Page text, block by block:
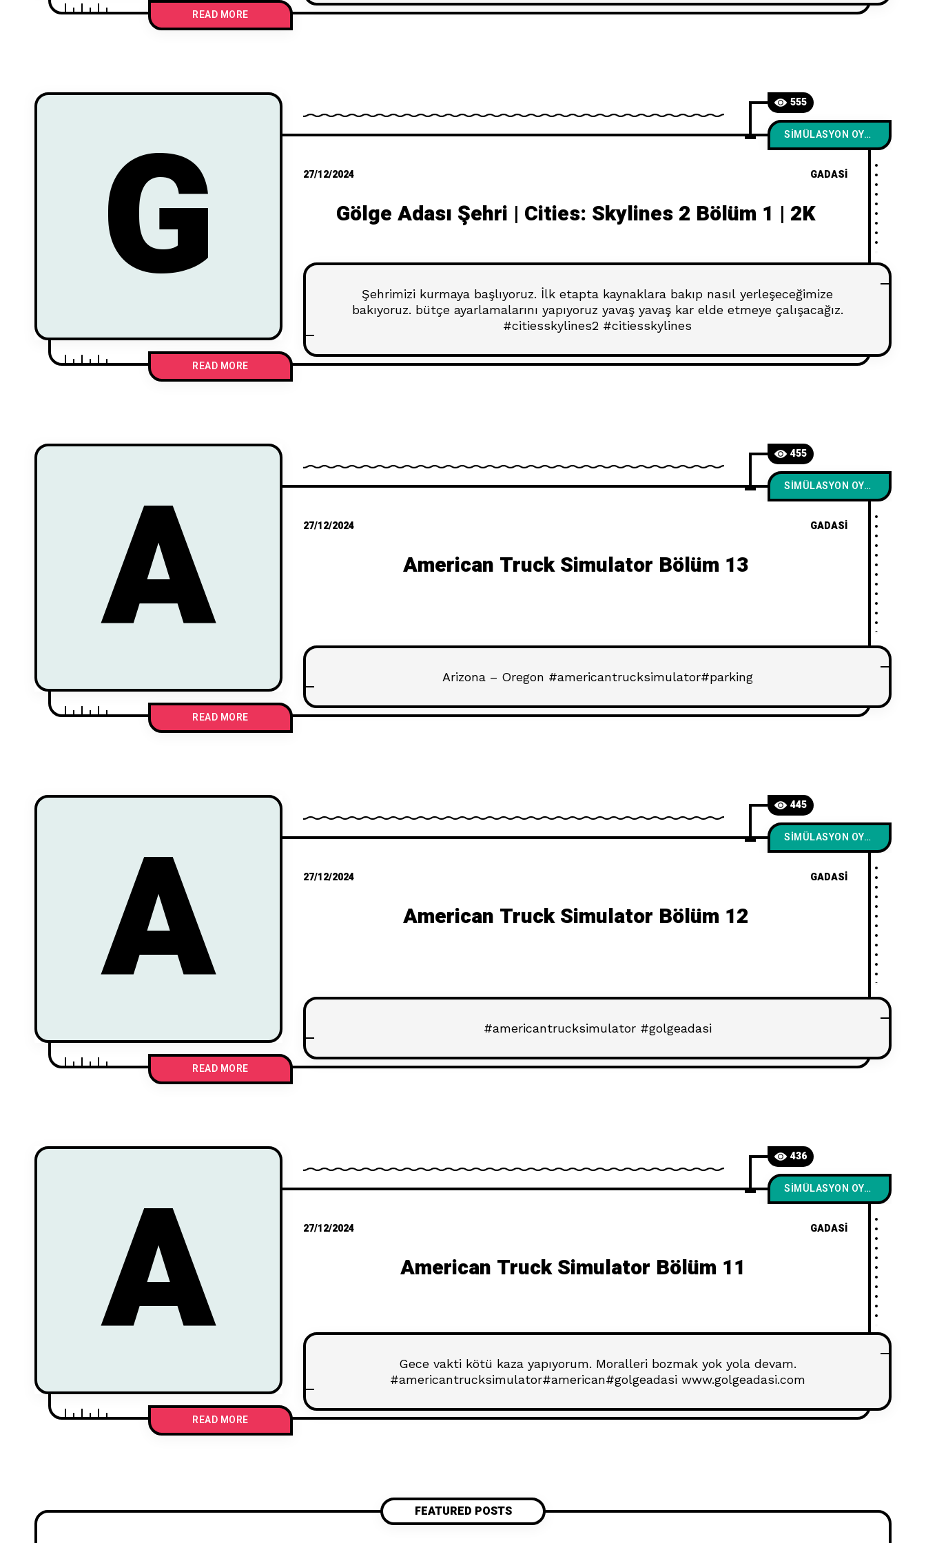
READ MORE
G 555
SIMÜLASYON OYUNLARI
27/12/2024 GADASI
Gölge Adası Şehri | Cities: Skylines 2 Bölüm 1 | 2K
Şehrimizi kurmaya başlıyoruz. İlk etapta kaynaklara bakıp nasıl yerleşeceğimize
bakıyoruz. bütçe ayarlamalarını yapıyoruz yavaş yavaş kar elde etmeye çalışacağız.
#citiesskylines2 #citiesskylines
READ MORE
A 455
SIMÜLASYON OYUNLARI
27/12/2024 GADASI
American Truck Simulator Bölüm 13
Arizona – Oregon #americantrucksimulator#parking
READ MORE
A 445
SIMÜLASYON OYUNLARI
27/12/2024 GADASI
American Truck Simulator Bölüm 12
#americantrucksimulator #golgeadasi
READ MORE
A 436
SIMÜLASYON OYUNLARI
27/12/2024 GADASI
American Truck Simulator Bölüm 11
Gece vakti kötü kaza yapıyorum. Moralleri bozmak yok yola devam.
#americantrucksimulator#american#golgeadasi www.golgeadasi.com
READ MORE
FEATURED POSTS